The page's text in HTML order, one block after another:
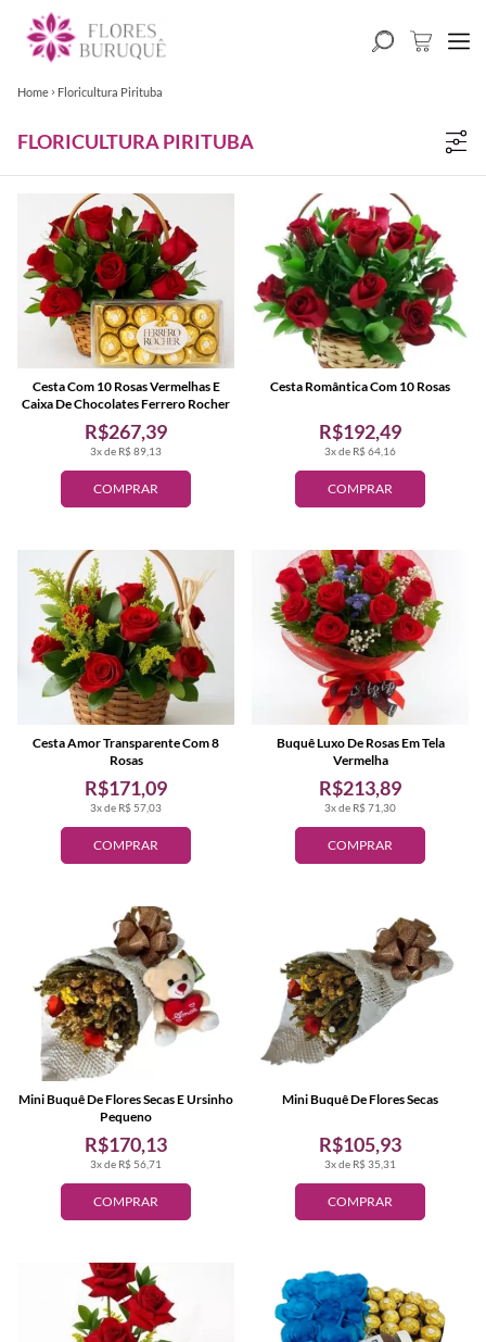
Home Floricultura Pirituba
FLORICULTURA PIRITUBA
COMPRAR
3x de R$ 89,13
R$267,39
Cesta Com 10 Rosas Vermelhas E
Caixa De Chocolates Ferrero Rocher
COMPRAR
3x de R$ 64,16
R$192,49
Cesta Romântica Com 10 Rosas
COMPRAR
3x de R$ 57,03
R$171,09
Cesta Amor Transparente Com 8
Rosas
COMPRAR
3x de R$ 71,30
R$213,89
Buquê Luxo De Rosas Em Tela
Vermelha
COMPRAR
3x de R$ 56,71
R$170,13
Mini Buquê De Flores Secas E Ursinho
Pequeno
COMPRAR
3x de R$ 35,31
R$105,93
Mini Buquê De Flores Secas